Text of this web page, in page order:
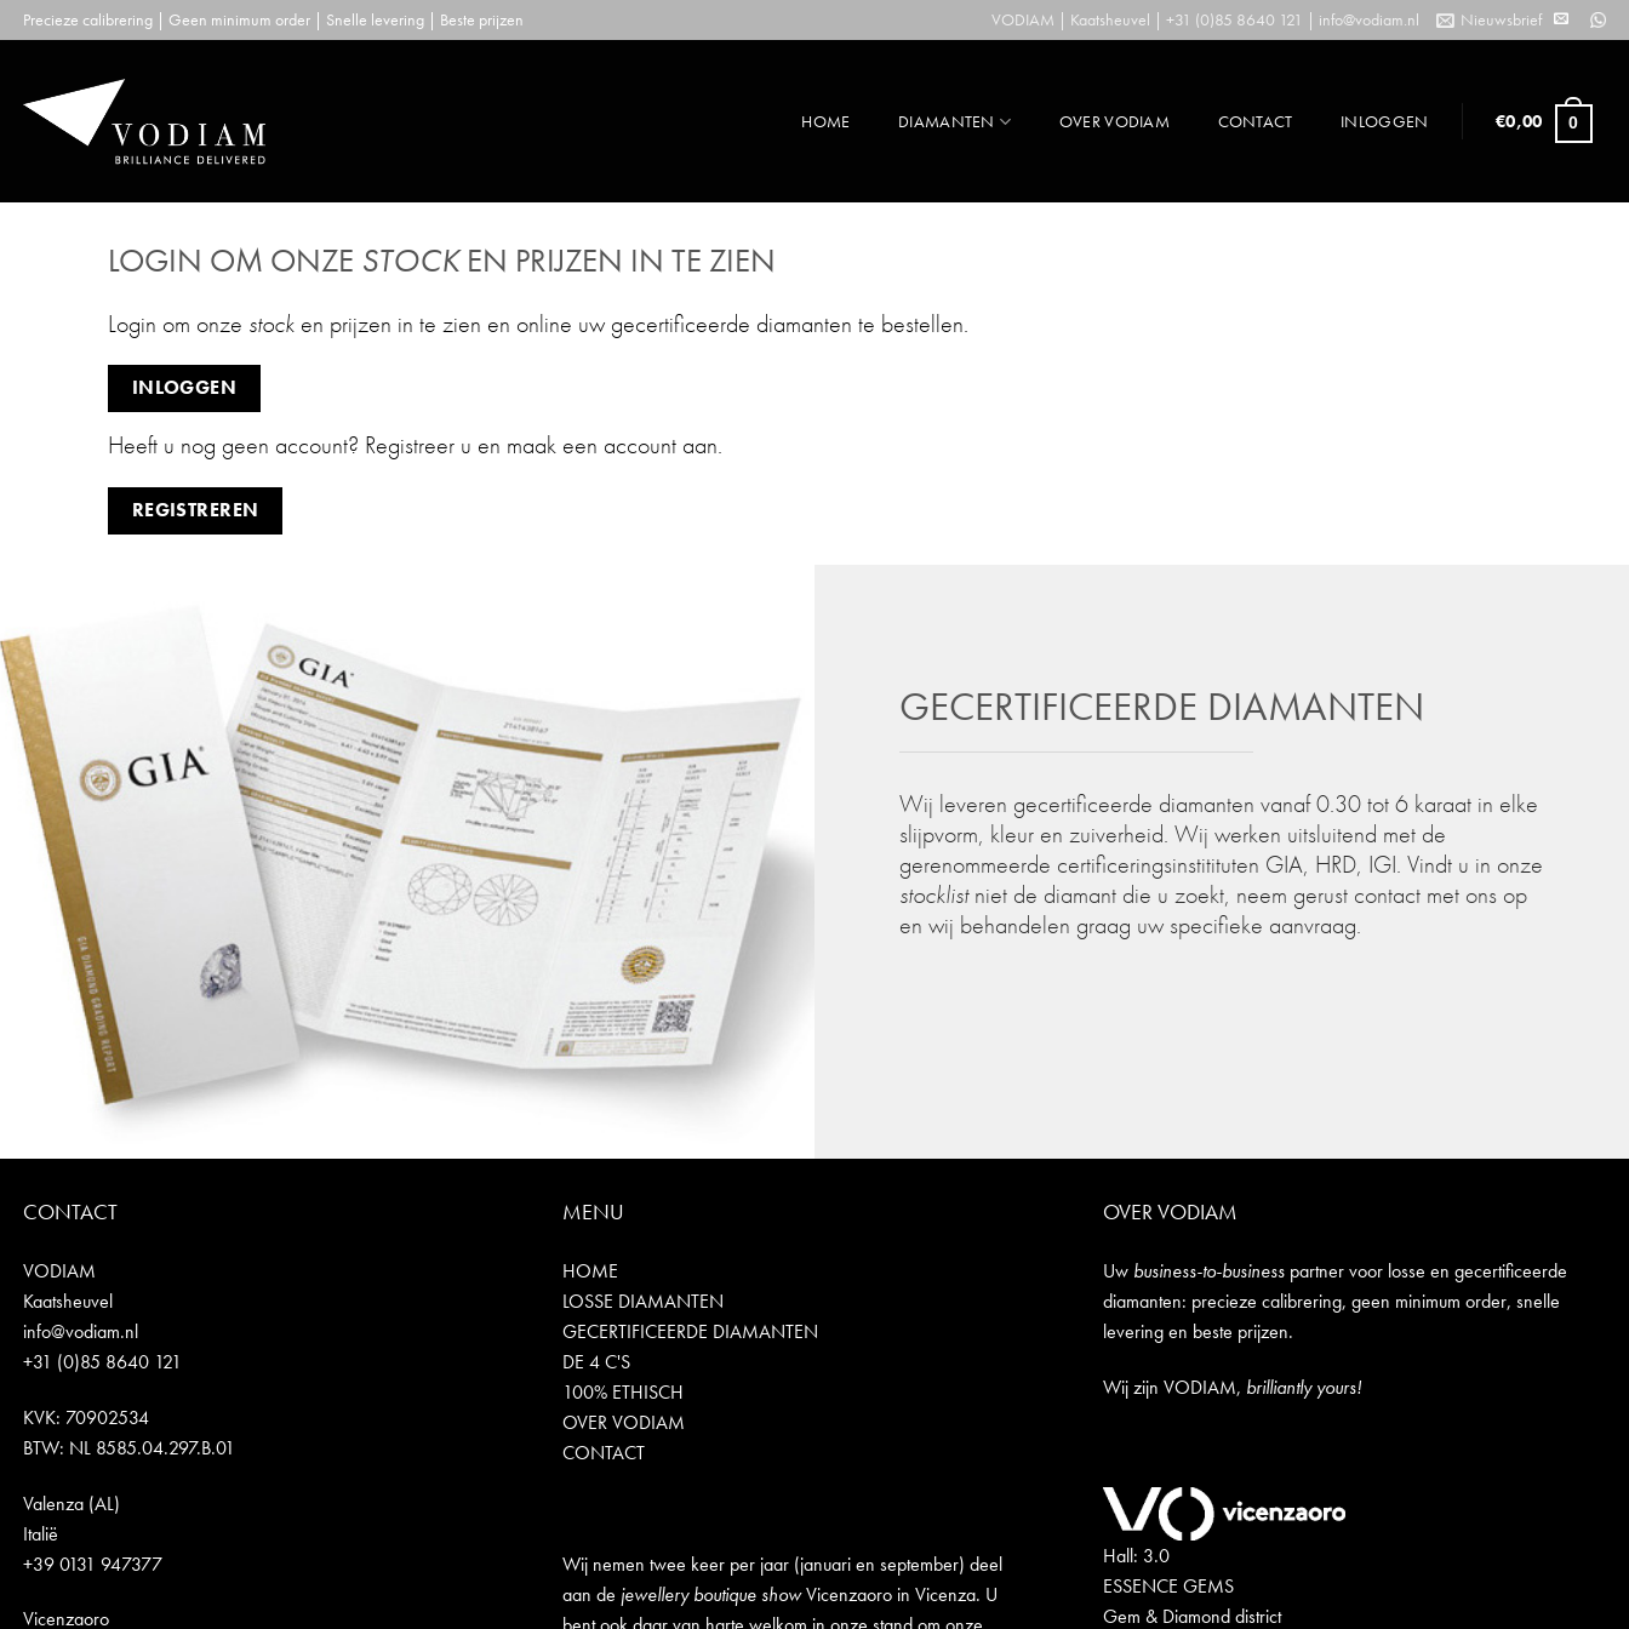
Skip
to
Precieze calibrering | Geen minimum order | Snelle levering | Beste prijzen VODIAM | Kaatsheuvel | +31 (0)85 8640 121 | info@vodiam.nl Nieuwsbrief
HOME DIAMANTEN OVER VODIAM CONTACT INLOGGEN €0,00 0
LOGIN OM ONZE STOCKEN PRIJZEN IN TE ZIEN
Login om onze stock en prijzen in te zien en online uw gecertificeerde diamanten te bestellen.
INLOGGEN
Heeft u nog geen account? Registreer u en maak een account aan.
REGISTREREN
GECERTIFICEERDE DIAMANTEN
Wij leveren gecertificeerde diamanten vanaf 0.30 tot 6 karaat in elke
slijpvorm, kleur en zuiverheid. Wij werken uitsluitend met de
gerenommeerde certificeringsinstitituten GIA, HRD, IGI. Vindt u in onze
stocklistniet de diamant die u zoekt, neem gerust contact met ons op
en wij behandelen graag uw specifieke aanvraag.
CONTACT
VODIAM
Kaatsheuvel
info@vodiam.nl
+31 (0)85 8640 121
KVK: 70902534
BTW: NL 8585.04.297.B.01
Valenza (AL)
Italië
+39 0131 947377
Vicenzaoro
MENU
HOME
LOSSE DIAMANTEN
GECERTIFICEERDE DIAMANTEN
DE 4 C'S
100% ETHISCH
OVER VODIAM
CONTACT
Wij nemen twee keer per jaar (januari en september) deel
aan de jewellery boutique showVicenzaoro in Vicenza. U
OVER VODIAM
Uw business-to-businesspartner voor losse en gecertificeerde
diamanten: precieze calibrering, geen minimum order, snelle
levering en beste prijzen.
Wij zijn VODIAM, brilliantly yours!
Hall: 3.0
ESSENCE GEMS
Gem & Diamond district